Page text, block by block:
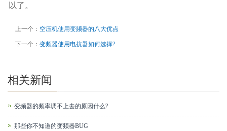
以了。
上一个： 空压机使用变频器的八大优点
下一个： 变频器使用电抗器如何选择?
相关新闻
变频器的频率调不上去的原因什么?
那些你不知道的变频器BUG